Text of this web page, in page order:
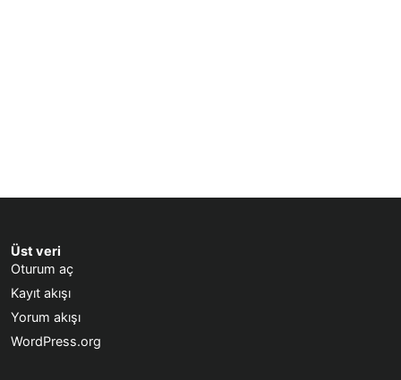
Üst veri
Oturum aç
Kayıt akışı
Yorum akışı
WordPress.org